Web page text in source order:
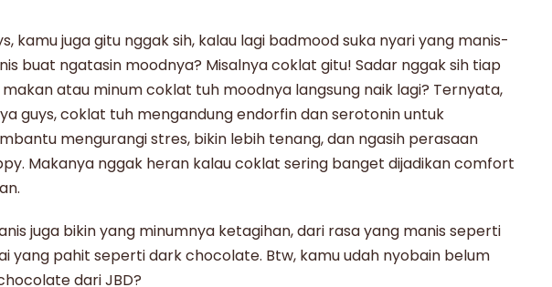
kamu juga gitu nggak sih, kalau lagi badmood suka nyari yang manis-
buat ngatasin moodnya? Misalnyacoklat gitu! Sadar nggak sih tiap
makan atau minum coklat tuh moodnya langsung naik lagi? Ternyata,
guys, coklat tuh mengandungendorfin dan serotoninuntuk
mengurangi stres, bikin lebih tenang, dan ngasih perasaan
Makanya nggak heran kalau coklat sering banget dijadikancomfort
juga bikin yang minumnya ketagihan, dari rasa yang manis seperti
yang pahit sepertidark chocolate. Btw, kamu udah nyobain belum
dari JBD?